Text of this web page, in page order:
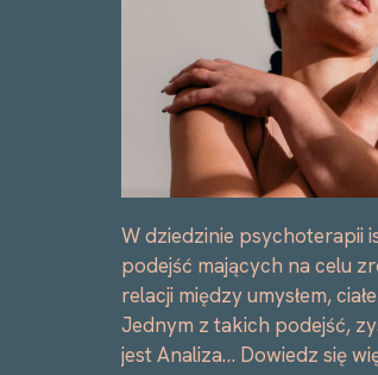
W dziedzinie psychoterapii
podejść mających na celu
relacji między umysłem,
Jednym z takich podejść,
jest Analiza… Dowiedz się